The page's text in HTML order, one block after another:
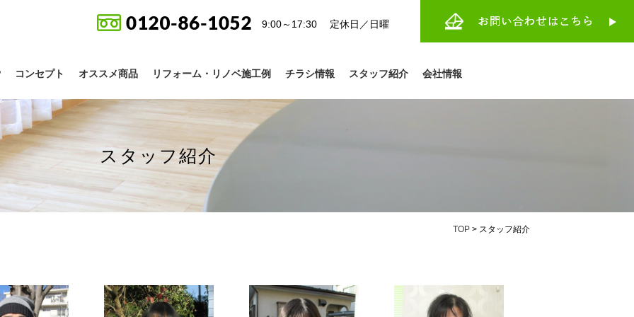
9:00～17:30 定休日／日曜
コンセプト オススメ商品 リフォーム・リノベ施工例 チラシ情報 スタッフ紹介 会社情報
スタッフ紹介
TOP > スタッフ紹介